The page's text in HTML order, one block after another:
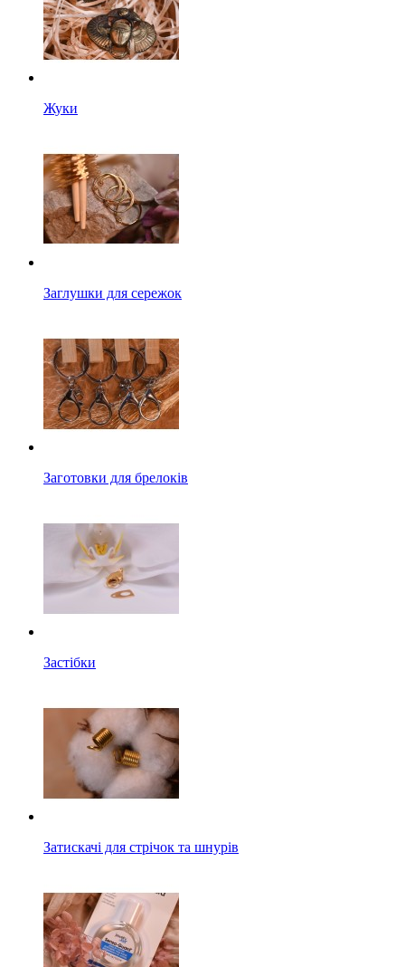
Жуки
Заглушки для сережок
Заготовки для брелоків
Застібки
Затискачі для стрічок та шнурів